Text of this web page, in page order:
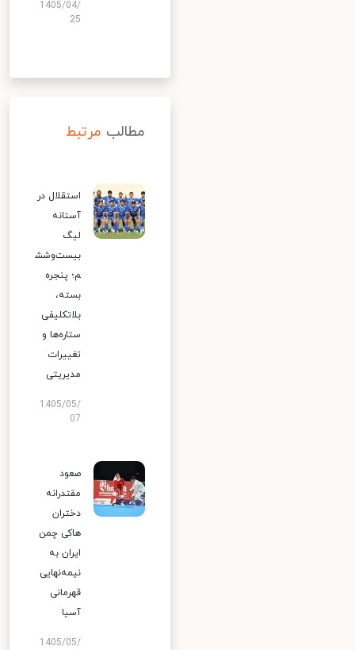
1405/04/
25
مطالب مرتبط
استقلال در
آستانه
لیگ
بیست‌وشش
م؛ پنجره
بسته،
بلاتکلیفی
ستاره‌ها و
تغییرات
مدیریتی
1405/05/
07
صعود
مقتدرانه
دختران
هاکی چمن
ایران به
نیمه‌نهایی
قهرمانی
آسیا
1405/05/